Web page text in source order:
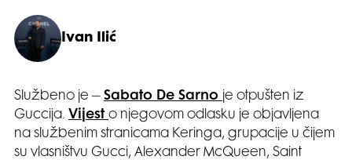
Ivan Ilić
Službeno je – Sabato De Sarno je otpušten iz
Guccija. Vijest o njegovom odlasku je objavljena
na službenim stranicama Keringa, grupacije u čijem
su vlasništvu Gucci, Alexander McQueen, Saint